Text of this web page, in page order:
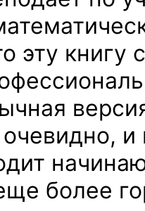
эту
более